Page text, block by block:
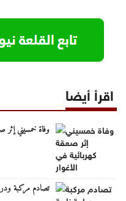
اقرأ أيضا
وفاة خمسيني إثر
تصادم مركبة